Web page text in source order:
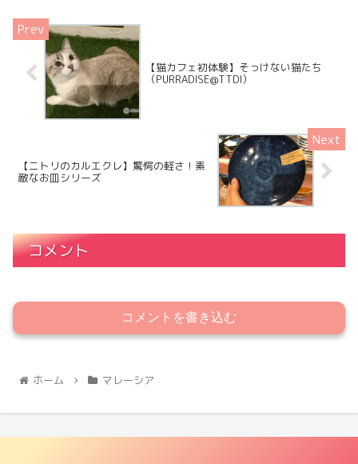
【猫カフェ初体験】そっけない猫たち
（PURRADISE@TTDI）
【ニトリのカルエクレ】驚愕の軽さ！素
敵なお皿シリーズ
コメント
コメントを書き込む
ホーム マレーシア